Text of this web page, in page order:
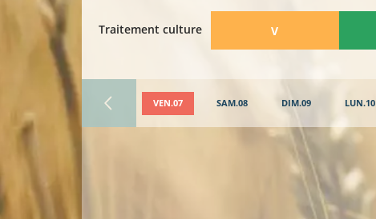
Traitement culture ​V
VEN.07 SAM.08 DIM.09 LUN.10